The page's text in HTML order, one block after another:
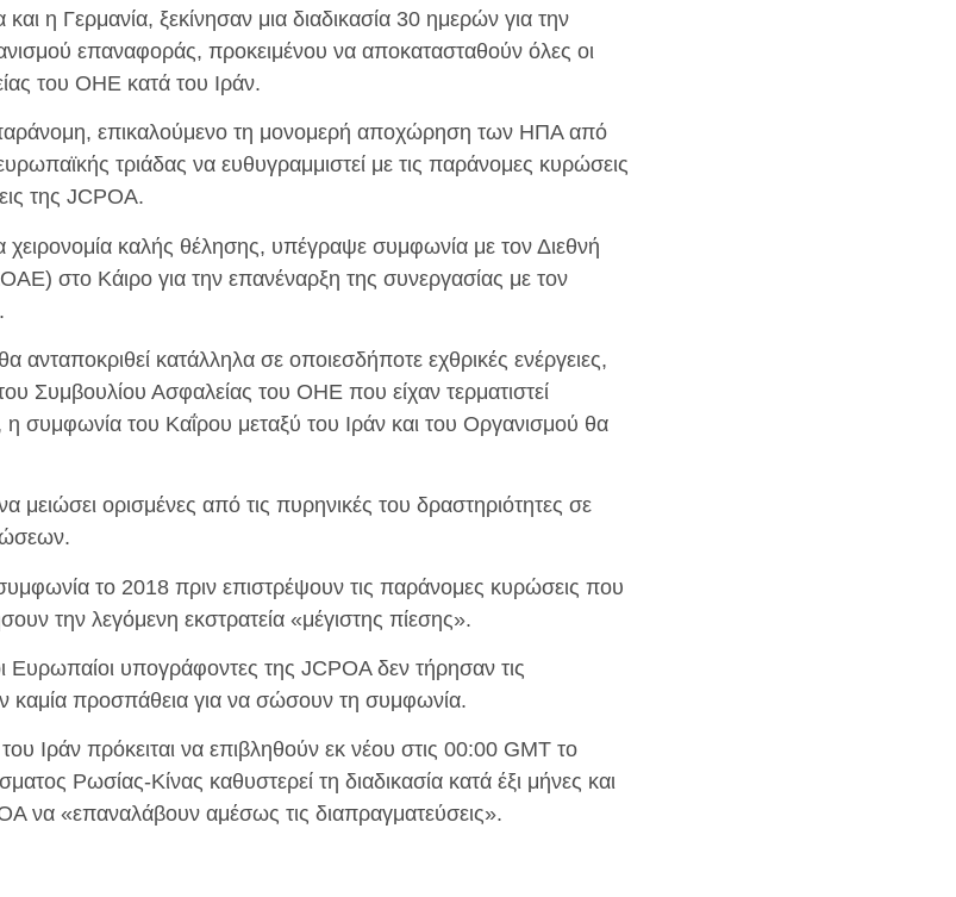
η Γερμανία, ξεκίνησαν μια διαδικασία 30 ημερών για την
επαναφοράς, προκειμένου να αποκατασταθούν όλες οι
του ΟΗΕ κατά του Ιράν.
επικαλούμενο τη μονομερή αποχώρηση των ΗΠΑ από
τριάδας να ευθυγραμμιστεί με τις παράνομες κυρώσεις
της JCPOA.
χειρονομία καλής θέλησης, υπέγραψε συμφωνία με τον Διεθνή
στο Κάιρο για την επανέναρξη της συνεργασίας με τον
κατάλληλα σε οποιεσδήποτε εχθρικές ενέργειες,
Συμβουλίου Ασφαλείας του ΟΗΕ που είχαν τερματιστεί
του Καΐρου μεταξύ του Ιράν και του Οργανισμού θα
ορισμένες από τις πυρηνικές του δραστηριότητες σε
το 2018 πριν επιστρέψουν τις παράνομες κυρώσεις που
την λεγόμενη εκστρατεία «μέγιστης πίεσης».
υπογράφοντες της JCPOA δεν τήρησαν τις
καμία προσπάθεια για να σώσουν τη συμφωνία.
Ιράν πρόκειται να επιβληθούν εκ νέου στις 00:00 GMT το
Ρωσίας-Κίνας καθυστερεί τη διαδικασία κατά έξι μήνες και
να «επαναλάβουν αμέσως τις διαπραγματεύσεις».